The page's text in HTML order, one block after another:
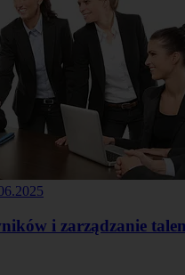
i zarządzanie